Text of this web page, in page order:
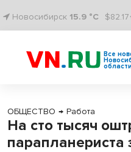
Новосибирск 15.9 °C
Все
ОБЩЕСТВО → Работа
На сто тысяч